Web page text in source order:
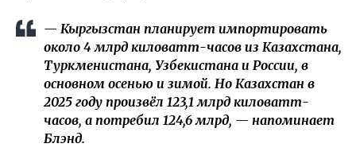
— Кыргызстан планирует импортировать
около 4 млрд киловатт-часов из Казахстана,
Туркменистана, Узбекистана и России, в
основном осенью и зимой. Но Казахстан в
2025 году произвёл 123,1 млрд киловатт-
часов, а потребил 124,6 млрд, — напоминает
Блэнд.